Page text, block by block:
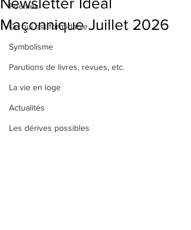
Poèmes
Ce qui est formidable
Symbolisme
Parutions de livres, revues, etc.
La vie en loge
Actualités
Les dérives possibles
Maçonnique Juillet 2026